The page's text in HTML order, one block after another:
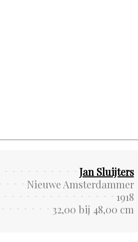
Jan Sluijters
Nieuwe Amsterdammer
1918
32,00 bij 48,00 cm